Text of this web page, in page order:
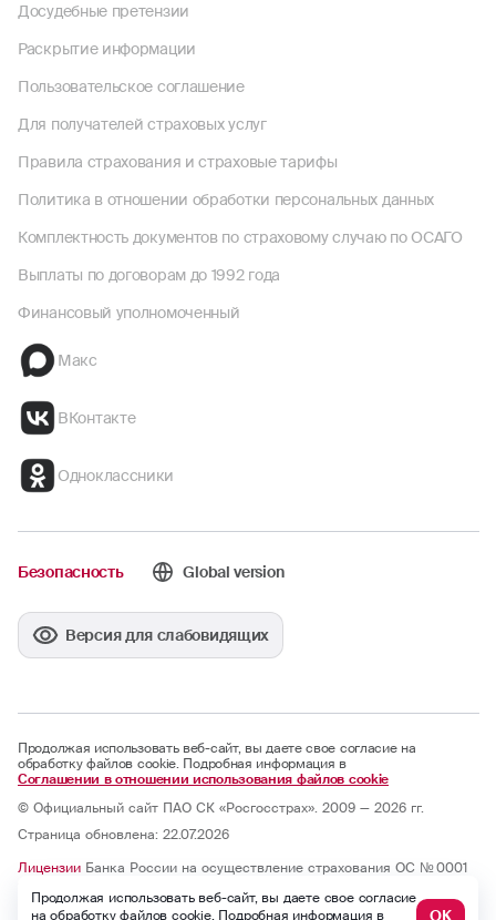
Досудебные претензии
Раскрытие информации
Пользовательское соглашение
Для получателей страховых услуг
Правила страхования и страховые тарифы
Политика в отношении обработки персональных данных
Комплектность документов по страховому случаю по ОСАГО
Выплаты по договорам до 1992 года
Финансовый уполномоченный
Макс
ВКонтакте
Одноклассники
Безопасность Global version
Версия для слабовидящих
Продолжая использовать веб-сайт, вы даете свое согласие на
обработку файлов cookie. Подробная информация в
Соглашении в отношении использования файлов cookie
© Официальный сайт ПАО СК «Росгосстрах». 2009 — 2026 гг.
Страница обновлена: 22.07.2026
Лицензии Банка России на осуществление страхования ОС № 0001
№ 0001 — 05 и на осуществление перестрахования ПС № 0001 от
07.10.2025; бессрочные.
Продолжая использовать веб-сайт, вы даете свое согласие
на обработку файлов cookie. Подробная информация в
ОК